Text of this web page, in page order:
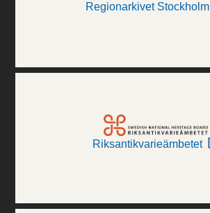
Regionarkivet Stockholm
Riksantikvarieämbetet